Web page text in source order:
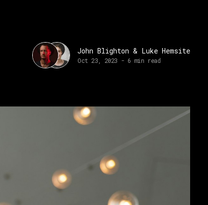
John Blighton & Luke Hemsite
Oct 23, 2023 - 6 min read